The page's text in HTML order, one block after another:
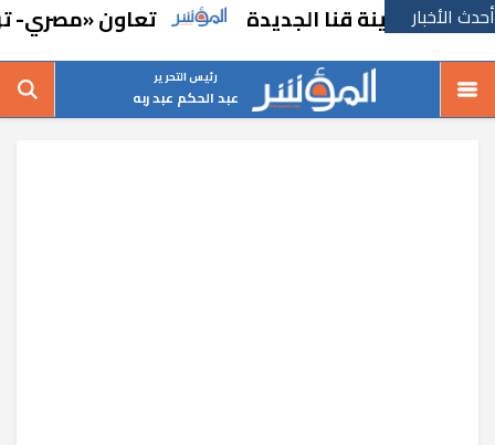
أحدث الأخبارقنا الجديدة تعاون «مصري- تركي» في
رئيس التحرير
عبد الحكم عبد ربه